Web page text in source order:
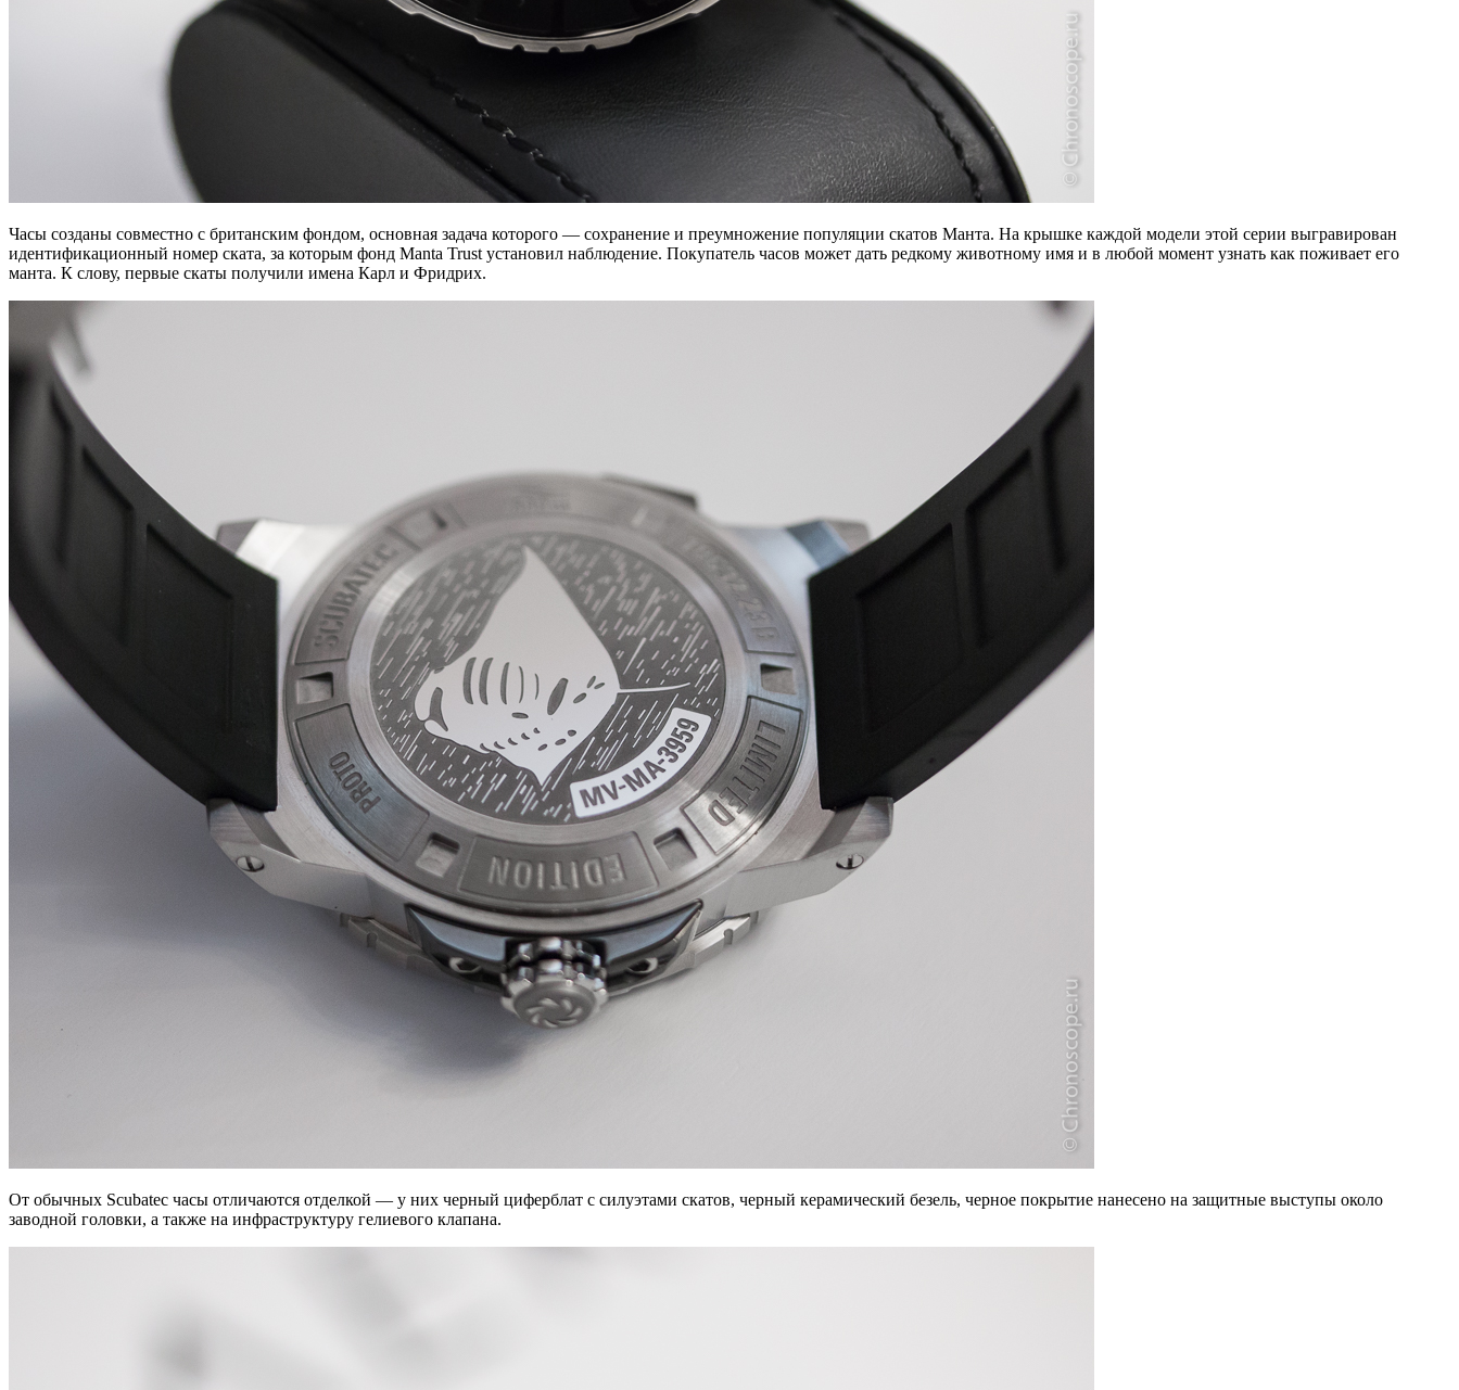
Часы созданы совместно с британским фондом, основная задача которого — сохранение и преумножение популяции скатов Манта. На крышке каждой модели этой серии выгравирован
идентификационный номер ската, за которым фонд Manta Trust установил наблюдение. Покупатель часов может дать редкому животному имя и в любой момент узнать как поживает его
манта. К слову, первые скаты получили имена Карл и Фридрих.
От обычных Scubatec часы отличаются отделкой — у них черный циферблат с силуэтами скатов, черный керамический безель, черное покрытие нанесено на защитные выступы около
заводной головки, а также на инфраструктуру гелиевого клапана.